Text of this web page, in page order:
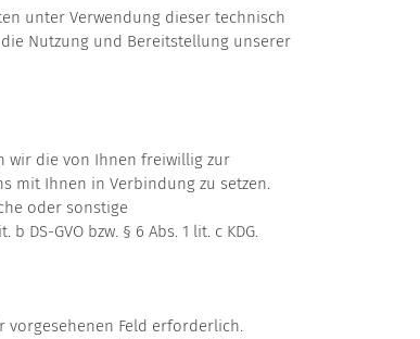
unter Verwendung dieser technisch
die Nutzung und Bereitstellung unserer
wir die von Ihnen freiwillig zur
mit Ihnen in Verbindung zu setzen.
oder sonstige
GVO bzw. § 6 Abs. 1 lit. c KDG.
vorgesehenen Feld erforderlich.